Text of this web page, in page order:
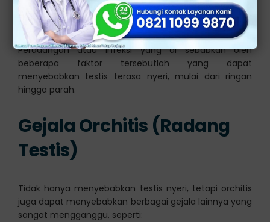
Infeksi bakteriNeisseria gonorrhoeae
Infeksi bakteri Chlamydia trachomatis
Trauma atau cedera
Peradangan atau infeksi yang di sebabkan oleh
beberapa faktor tersebutlah yang dapat
menyebabkan testis terasa nyeri, mulai dari ringan
hingga parah.
Gejala Orchitis (Radang
Testis)
Tidak hanya menyebabkan testis nyeri, tetapi orchitis
juga dapat menyebabkan berbagai gejala lainnya yang
sangat mengganggu, seperti: